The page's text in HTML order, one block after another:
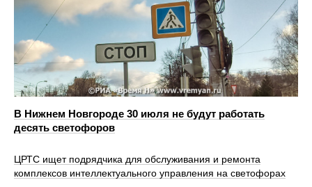
В Нижнем Новгороде 30 июля не будут работать
десять светофоров
ЦРТС ищет подрядчика для обслуживания и ремонта
комплексов интеллектуального управления на светофорах